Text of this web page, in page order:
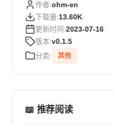
作者:ohm-en
下载量:13.60K
更新时间:2023-07-16
版本:v0.1.5
分类:
其他
📖 推荐阅读